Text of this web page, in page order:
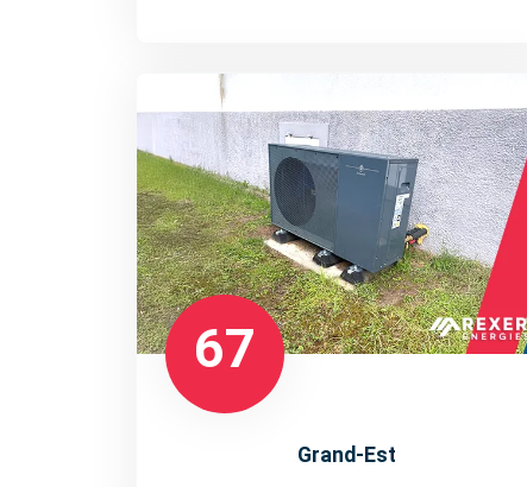
67
Grand-Est